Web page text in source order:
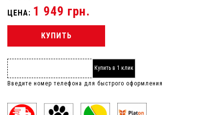
ЦЕНА: 1 949 грн.
КУПИТЬ
Купить в 1 клик
Введите номер телефона для быстрого оформления